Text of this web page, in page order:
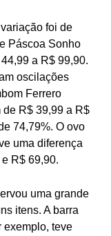
foi de
Páscoa Sonho
a R$ 99,90.
oscilações
Ferrero
de R$ 39,99 a R$
74,79%. O ovo
uma diferença
R$ 69,90.
uma grande
itens. A barra
exemplo, teve